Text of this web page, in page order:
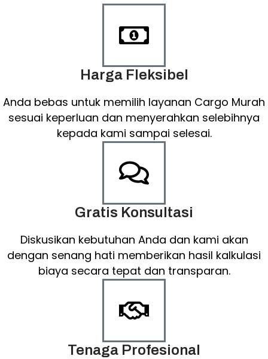
Harga Fleksibel
Anda bebas untuk memilih layanan Cargo Murah
sesuai keperluan dan menyerahkan selebihnya
kepada kami sampai selesai.
Gratis Konsultasi
Diskusikan kebutuhan Anda dan kami akan
dengan senang hati memberikan hasil kalkulasi
biaya secara tepat dan transparan.
Tenaga Profesional